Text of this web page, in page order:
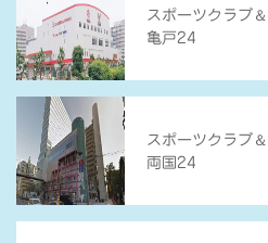
スポーツクラブ ＆
亀戸24
スポーツクラブ ＆
両国24